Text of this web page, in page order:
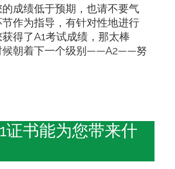
成绩低于预期，也请不要气
作为指导，有针对性地进行
得了A1考试成绩，那太棒
候朝着下一个级别——A2——努
证书能为您带来什